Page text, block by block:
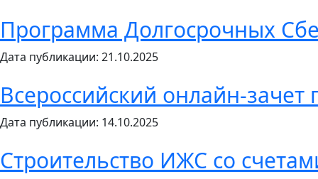
Программа Долгосрочных
Дата публикации: 21.10.2025
Всероссийский онлайн-
Дата публикации: 14.10.2025
Строительство ИЖС со